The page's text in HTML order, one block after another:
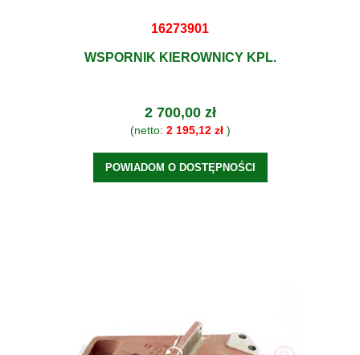
16273901
WSPORNIK KIEROWNICY KPL.
2 700,00 zł
(netto: 2 195,12 zł)
POWIADOM O DOSTĘPNOŚCI